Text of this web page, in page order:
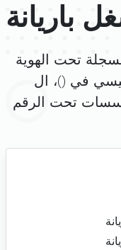
باريانة
تحت الهوية
في ()، ال
تحت الرقم